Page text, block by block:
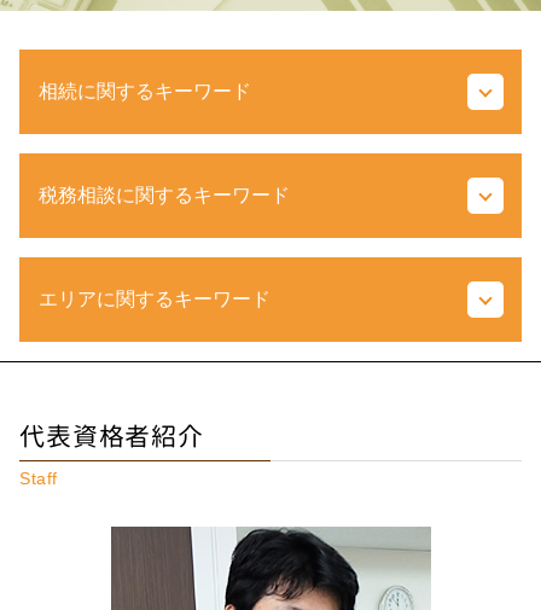
相続に関するキーワード
現物分割 とは
相続 種類
相続税 評価額
配偶者控除 計算
遺贈 相続
家なき子 特例
包括受遺者 とは
相続時精算課税制度 メリット
税務相談に関するキーワード
青色 申告 決算書 とは
税務 調査
確定申告 とは
青色 申告 決算書 書き方
更正の請求 とは
エリアに関するキーワード
相続 東京都 税理士
相続税 東京都 税理士
不動産相続 国立市 相談
税務相談 府中市 相談
代表資格者紹介
Staff